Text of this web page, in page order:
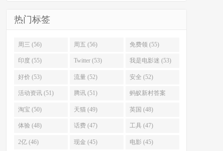
热门标签
周三 (56) 周五 (56) 免费领 (55)
印度 (55) Twitter (53) 我是电影迷 (53)
好价 (53) 流量 (52) 安全 (52)
活动资讯 (51) 腾讯 (51) 蚂蚁新村答案
(51)
淘宝 (50) 天猫 (49) 英国 (48)
体验 (48) 话费 (47) 工具 (47)
2亿 (46) 现金 (45) 电影 (45)